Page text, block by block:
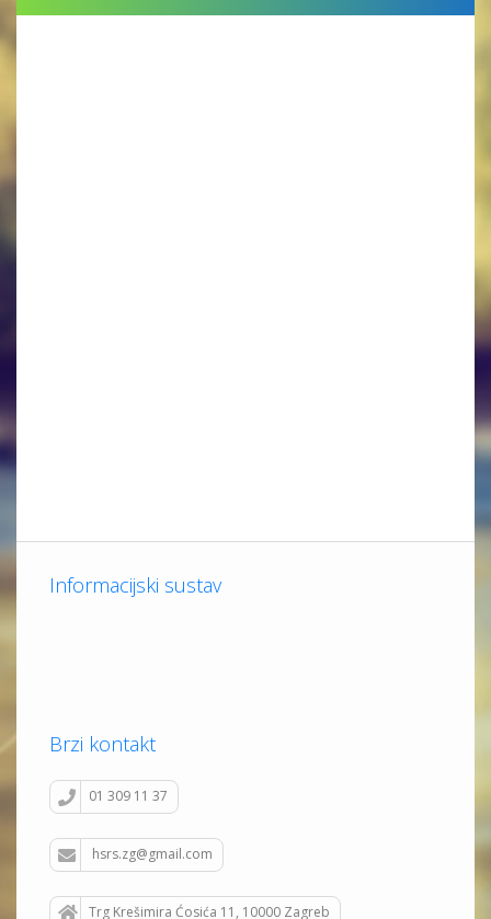
Informacijski sustav
Brzi kontakt
01 309 11 37
hsrs.zg@gmail.com
Trg Krešimira Ćosića 11, 10000 Zagreb